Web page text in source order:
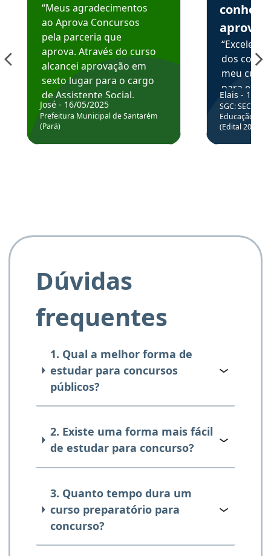
“Meus agradecimentos
ao Aprova Concursos
pela parceria que
aprova. Através do curso
alcancei aprovação em
sexto lugar para o cargo
de Assistente Social.
Hoje estou atuando na
Prefeitura de Santarém.
José - 16/05/2025
Prefeitura Municipal de Santarém
(Pará)
aprova
dos
meu
para
colocar
através
de
Elais - 15/
SGC: SEC BA
Educação
(Edital
Dúvidas
frequentes
1. Qual a melhor forma de
estudar para concursos
públicos?
2. Existe uma forma mais fácil
de estudar para concurso?
3. Quanto tempo dura um
curso preparatório para
concurso?